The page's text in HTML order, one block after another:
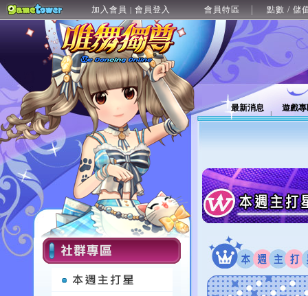
加入會員 | 會員登入 會員特區 點數 / 儲
最新消息 遊戲